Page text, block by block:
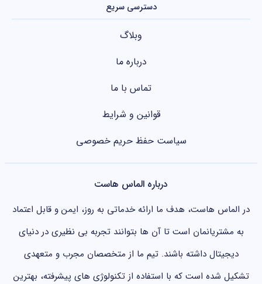
دسترسی سریع
وبلاگ
درباره ما
تماس با ما
قوانین و شرایط
سیاست حفظ حریم خصوصی
درباره الماس هاست
در الماس هاست، هدف ما ارائه خدماتی به روز، ایمن و قابل اعتماد
به مشتریانمان است تا آن ها بتوانند تجربه بی نظیری در دنیای
دیجیتال داشته باشند. تیم ما از متخصصان مجرب و متعهدی
تشکیل شده است که با استفاده از تکنولوژی های پیشرفته، بهترین